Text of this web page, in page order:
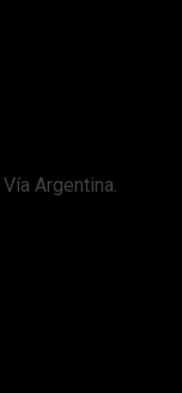
Argentina.